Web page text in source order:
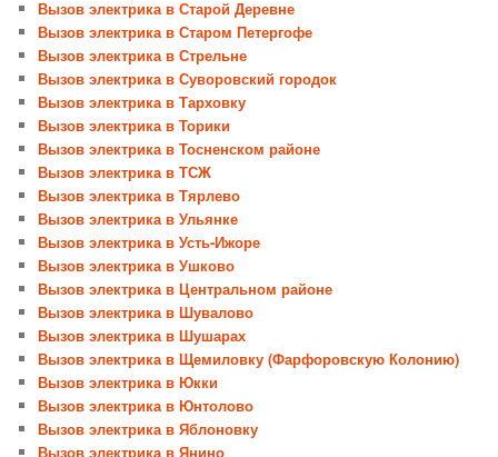
Вызов электрика в Старой Деревне
Вызов электрика в Старом Петергофе
Вызов электрика в Стрельне
Вызов электрика в Суворовский городок
Вызов электрика в Тарховку
Вызов электрика в Торики
Вызов электрика в Тосненском районе
Вызов электрика в ТСЖ
Вызов электрика в Тярлево
Вызов электрика в Ульянке
Вызов электрика в Усть-Ижоре
Вызов электрика в Ушково
Вызов электрика в Центральном районе
Вызов электрика в Шувалово
Вызов электрика в Шушарах
Вызов электрика в Щемиловку (Фарфоровскую Колонию)
Вызов электрика в Юкки
Вызов электрика в Юнтолово
Вызов электрика в Яблоновку
Вызов электрика в Янино